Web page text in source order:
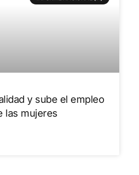
y sube el empleo
las mujeres